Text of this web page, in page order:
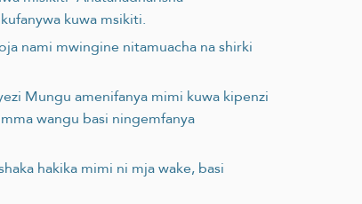
kuwa msikiti.
nami mwingine nitamuacha na shirki
Mungu amenifanya mimi kuwa kipenzi
wangu basi ningemfanya
hakika mimi ni mja wake, basi